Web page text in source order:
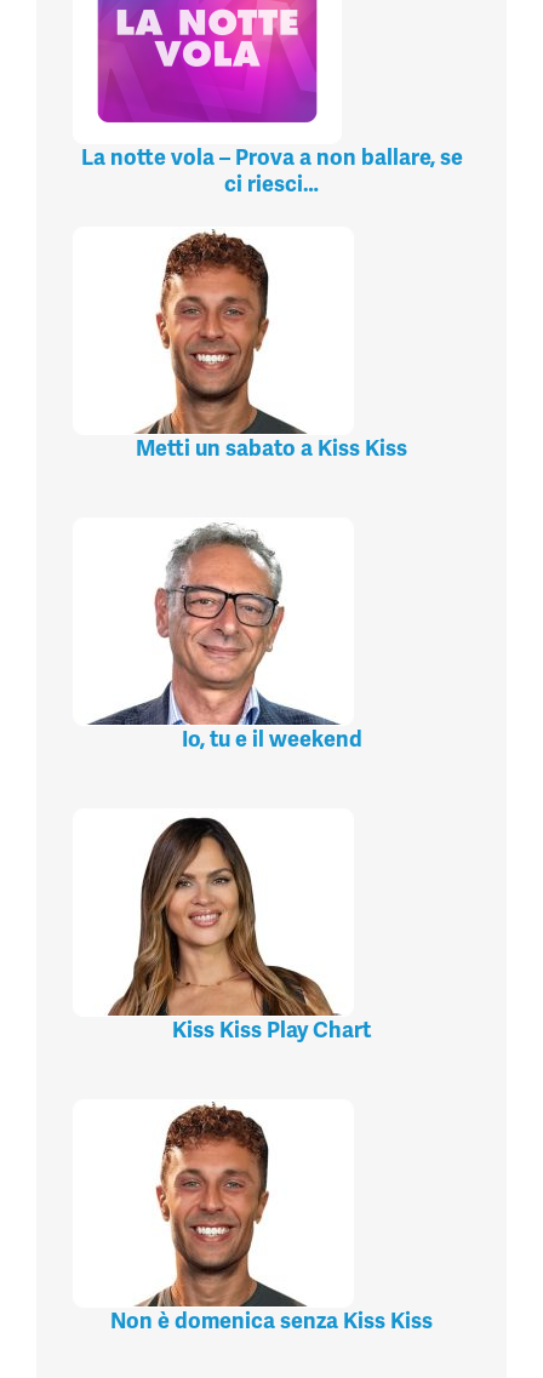
La notte vola – Prova a non ballare, se
ci riesci…
Metti un sabato a Kiss Kiss
Io, tu e il weekend
Kiss Kiss Play Chart
Non è domenica senza Kiss Kiss